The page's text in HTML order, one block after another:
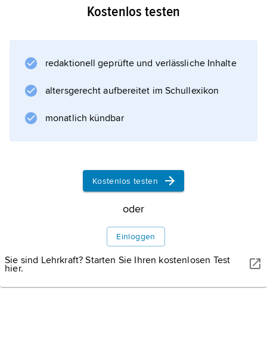
(von der römischen »libra«), in Großbritannien
453,59243 g (Handelsgewicht), 1 lb tr =
im Apothecaries-System für Drogen).
Kostenlos testen
redaktionell geprüfte und verlässliche Inhalte
altersgerecht aufbereitet im Schullexikon
monatlich kündbar
Kostenlos testen
oder
Einloggen
Sie sind Lehrkraft? Starten Sie Ihren kostenlosen Test
hier.